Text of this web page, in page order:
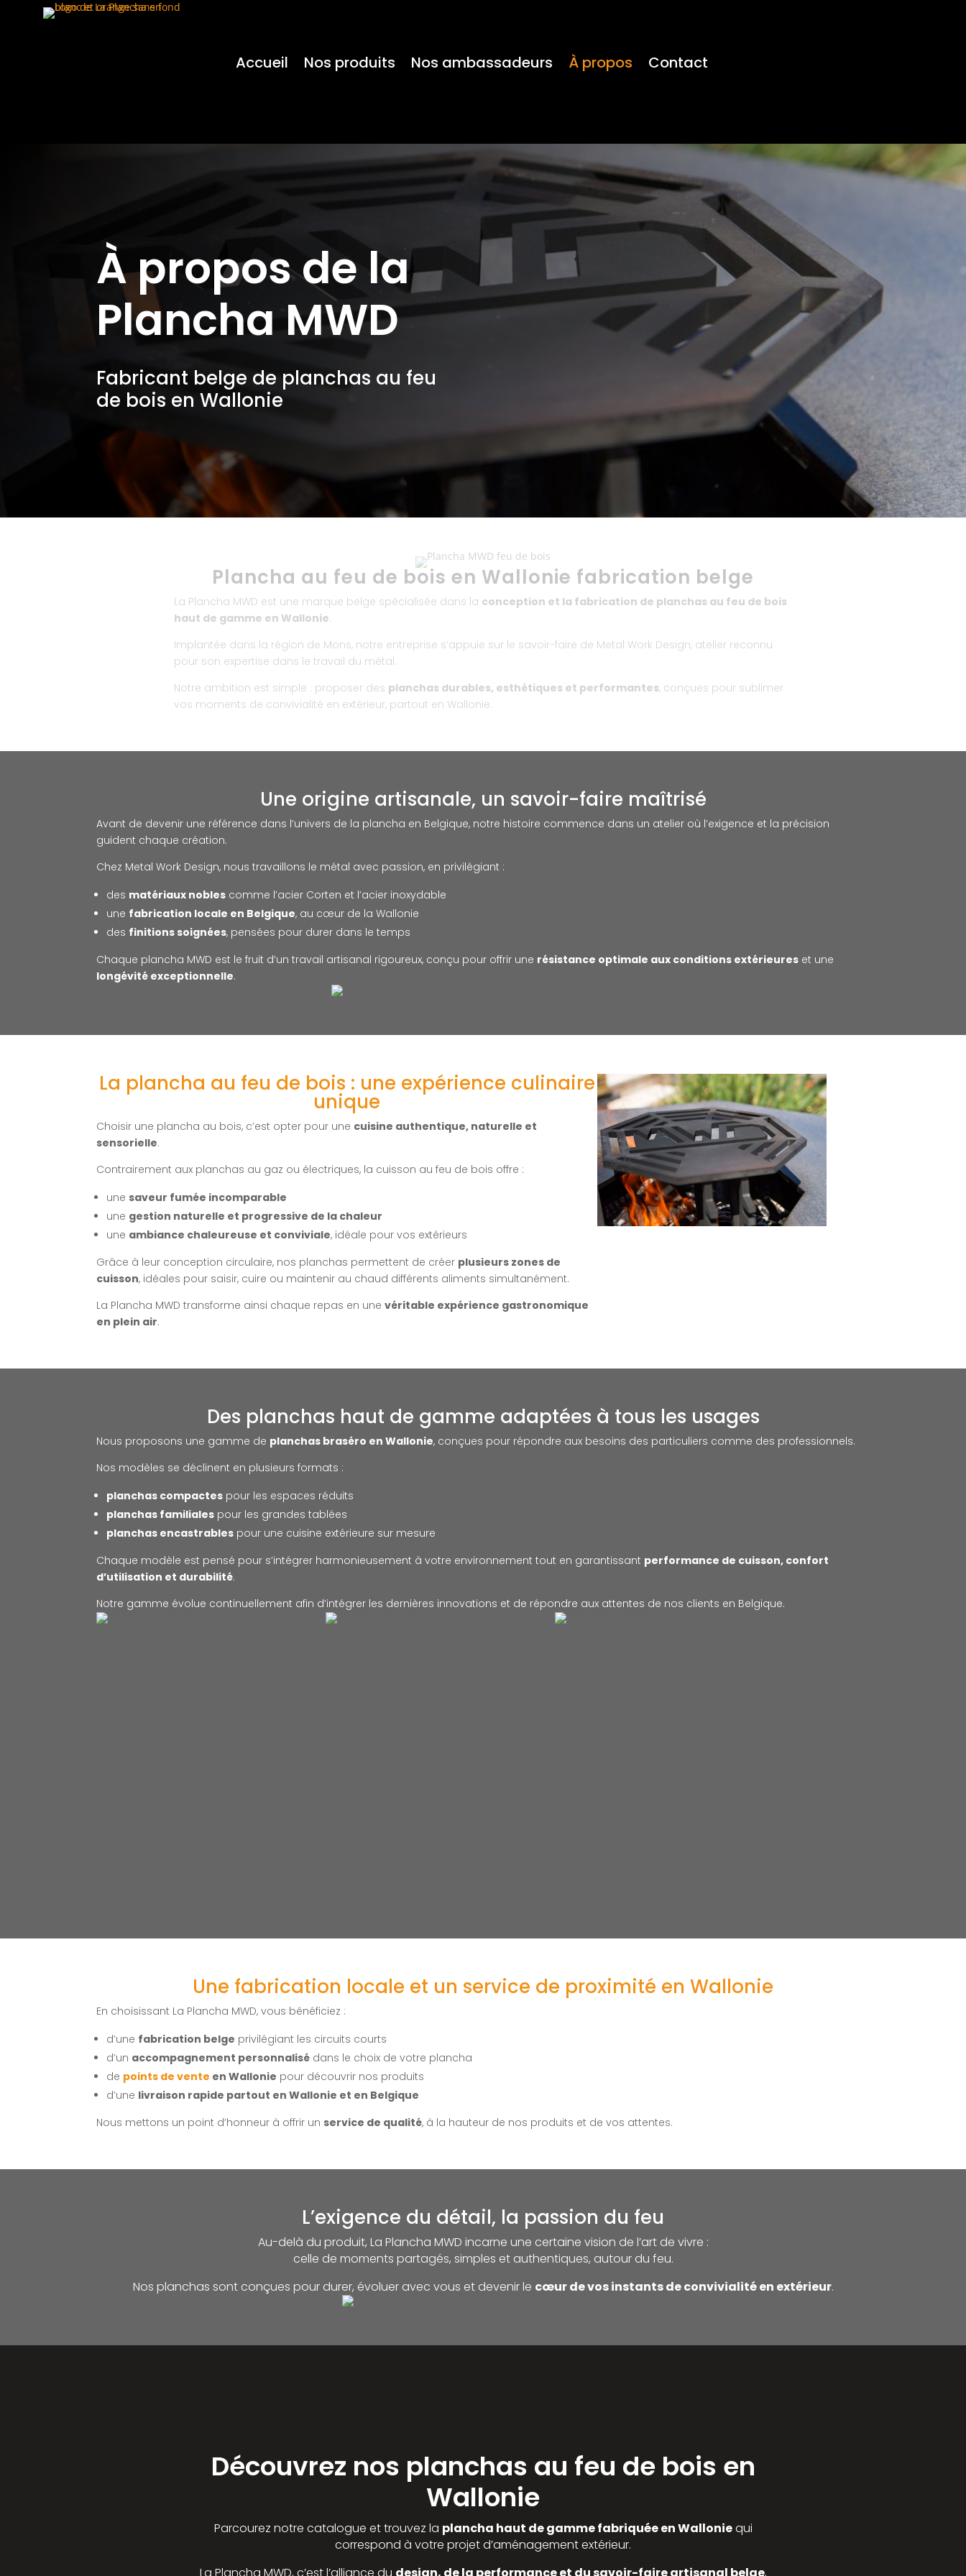
Accueil Nos produits Nos ambassadeurs À propos Contact
À propos de la
Plancha MWD
Fabricant belge de planchas au feu
de bois en Wallonie
Plancha au feu de bois en Wallonie fabrication belge
La Plancha MWD est une marque belge spécialisée dans la conception et la fabrication de planchas au feu de bois
haut de gamme en Wallonie.
Implantée dans la région de Mons, notre entreprise s’appuie sur le savoir-faire de Metal Work Design, atelier reconnu
pour son expertise dans le travail du métal.
Notre ambition est simple : proposer des planchas durables, esthétiques et performantes, conçues pour sublimer
vos moments de convivialité en extérieur, partout en Wallonie.
Une origine artisanale, un savoir-faire maîtrisé
Avant de devenir une référence dans l’univers de la plancha en Belgique, notre histoire commence dans un atelier où l’exigence et la précision
guident chaque création.
Chez Metal Work Design, nous travaillons le métal avec passion, en privilégiant :
des matériaux nobles comme l’acier Corten et l’acier inoxydable
une fabrication locale en Belgique, au cœur de la Wallonie
des finitions soignées, pensées pour durer dans le temps
Chaque plancha MWD est le fruit d’un travail artisanal rigoureux, conçu pour offrir une résistance optimale aux conditions extérieures et une
longévité exceptionnelle.
La plancha au feu de bois : une expérience culinaire
unique
Choisir une plancha au bois, c’est opter pour une cuisine authentique, naturelle et
sensorielle.
Contrairement aux planchas au gaz ou électriques, la cuisson au feu de bois offre :
une saveur fumée incomparable
une gestion naturelle et progressive de la chaleur
une ambiance chaleureuse et conviviale, idéale pour vos extérieurs
Grâce à leur conception circulaire, nos planchas permettent de créer plusieurs zones de
cuisson, idéales pour saisir, cuire ou maintenir au chaud différents aliments simultanément.
La Plancha MWD transforme ainsi chaque repas en unevéritable expérience gastronomique
en plein air.
Des planchas haut de gamme adaptées à tous les usages
Nous proposons une gamme de planchas braséro en Wallonie, conçues pour répondre aux besoins des particuliers comme des professionnels.
Nos modèles se déclinent en plusieurs formats :
planchas compactes pour les espaces réduits
planchas familiales pour les grandes tablées
planchas encastrables pour une cuisine extérieure sur mesure
Chaque modèle est pensé pour s’intégrer harmonieusement à votre environnement tout en garantissant performance de cuisson, confort
d’utilisation et durabilité.
Notre gamme évolue continuellement afin d’intégrer les dernières innovations et de répondre aux attentes de nos clients en Belgique.
Une fabrication locale et un service de proximité en Wallonie
En choisissant La Plancha MWD, vous bénéficiez :
d’une fabrication belge privilégiant les circuits courts
d’un accompagnement personnalisé dans le choix de votre plancha
de points de vente en Wallonie pour découvrir nos produits
d’une livraison rapide partout en Wallonie et en Belgique
Nous mettons un point d’honneur à offrir un service de qualité, à la hauteur de nos produits et de vos attentes.
L’exigence du détail, la passion du feu
Au-delà du produit, La Plancha MWD incarne une certaine vision de l’art de vivre :
celle de moments partagés, simples et authentiques, autour du feu.
Nos planchas sont conçues pour durer, évoluer avec vous et devenir le cœur de vos instants de convivialité en extérieur.
Découvrez nos planchas au feu de bois en
Wallonie
Parcourez notre catalogue et trouvez la plancha haut de gamme fabriquée en Walloniequi
correspond à votre projet d’aménagement extérieur.
La Plancha MWD, c’est l’alliance du design, de la performance et du savoir-faire artisanal belge,